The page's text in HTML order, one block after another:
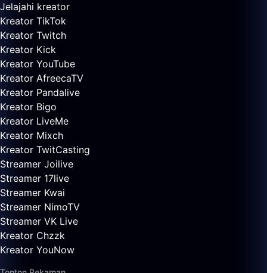
Jelajahi kreator
Kreator TikTok
Kreator Twitch
Kreator Kick
Kreator YouTube
Kreator AfreecaTV
Kreator Pandalive
Kreator Bigo
Kreator LiveMe
Kreator Mixch
Kreator TwitCasting
Streamer Joilive
Streamer 17live
Streamer Kwai
Streamer NimoTV
Streamer VK Live
Kreator Chzzk
Kreator YouNow